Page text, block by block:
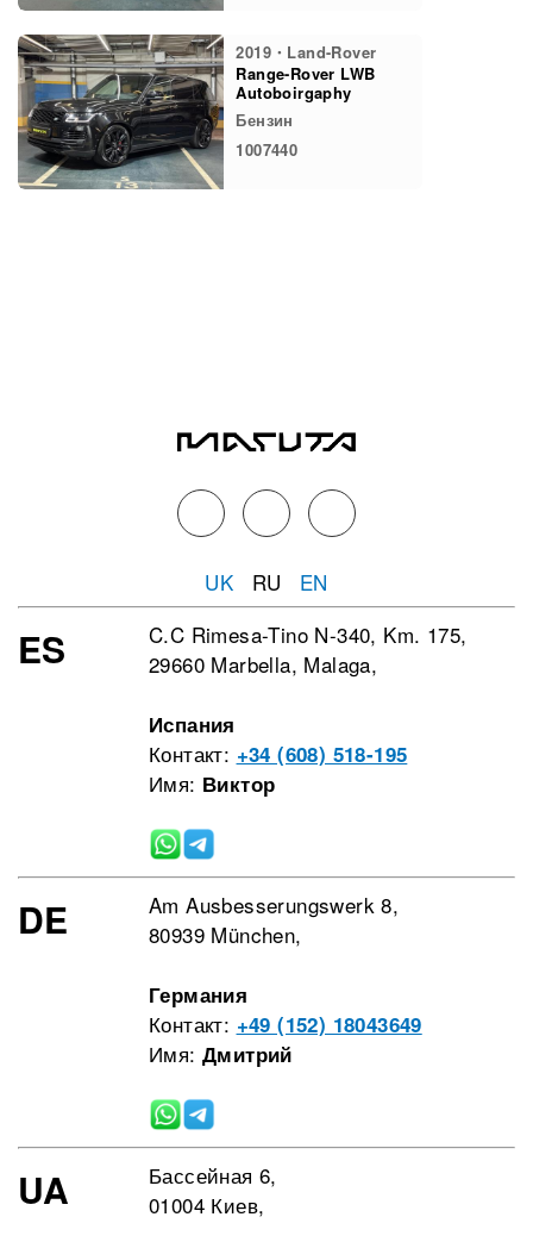
2019・Land-Rover
Range-Rover LWB
Autoboirgaphy
Бензин
1007440
UK RU EN
ES
C.C Rimesa-Tino N-340, Km. 175,
29660 Marbella, Malaga,
Испания
Контакт: +34 (608) 518-195
Имя: Виктор
DE
Am Ausbesserungswerk 8,
80939 München,
Германия
Контакт: +49 (152) 18043649
Имя: Дмитрий
UA
Бассейная 6,
01004 Киев,